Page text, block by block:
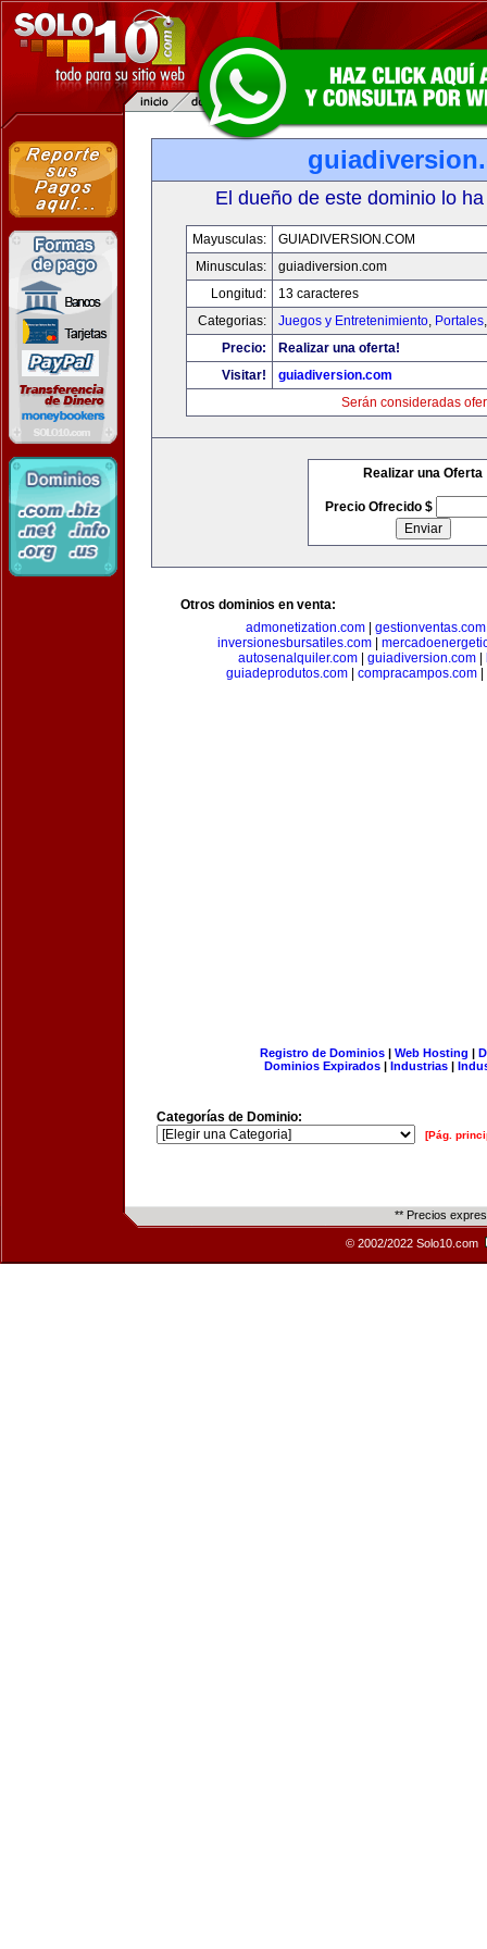
El dueño de este dominio lo
Mayusculas:
GUIADIVERSION.COM
Minusculas:
guiadiversion.com
Longitud:
13 caracteres
Categorias:
Juegos y Entretenimiento, Portales
Precio:
Realizar una oferta!
Visitar!
guiadiversion.com
Serán consideradas
Realizar una Oferta
Precio Ofrecido $
Otros dominios en venta:
admonetization.com| gestionventas.com
inversionesbursatiles.com|
autosenalquiler.com| guiadiversion.com|
guiadeprodutos.com| compracampos.com|
Registro de Dominios| Web Hosting |
Dominios Expirados | Industrias |
Categorías de Dominio:
[Pág.
** Precios
© 2002/2022 Solo10.com